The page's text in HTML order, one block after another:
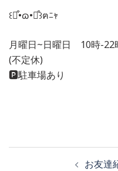
꒰⌯͒•ɷ•⌯͒꒱ฅﾆｬ
月曜日~日曜日 10時-22
(不定休)
🅿️駐車場あり
お友達